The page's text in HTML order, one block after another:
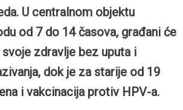
U centralnom objektu
od 7 do 14 časova, građani će
zdravlje bez uputa i
dok je za starije od 19
i vakcinacija protiv HPV-a.